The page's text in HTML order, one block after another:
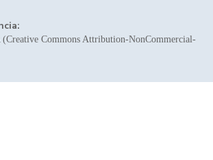
Commons Attribution-NonCommercial-